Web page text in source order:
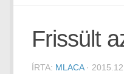
Frissült
ÍRTA: MLACA·